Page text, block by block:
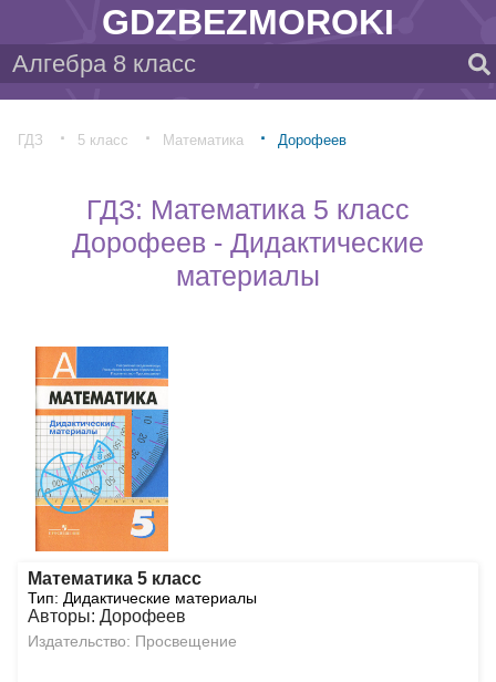
GDZBEZMOROKI
ГДЗ 5 класс Математика Дорофеев
ГДЗ: Математика 5 класс
Дорофеев - Дидактические
материалы
Математика 5 класс
Тип: Дидактические материалы
Авторы: Дорофеев
Издательство: Просвещение